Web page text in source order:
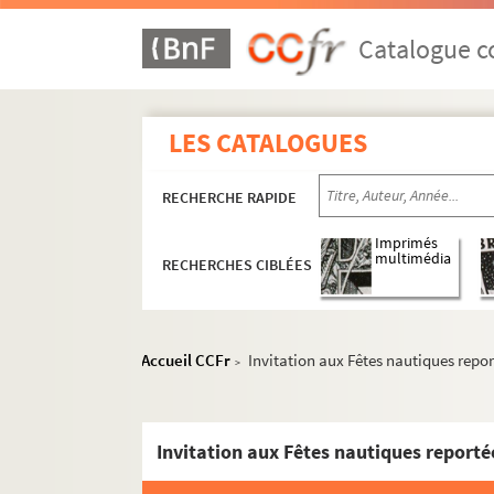
Catalogue
LES CATALOGUES
RECHERCHE RAPIDE
RECHERCHES CIBLÉES
Imprimés
multimédia
Accueil CCFr > Invitation aux Fêtes nautiques
Visite du Shah de Perse
Visite de l'escadre russe
Programme publicitaire des Fêtes
Planche 4
Menu du déjeuner offert le 14
Menu du déjeuner offert le 15
Programme du Festival russe
Programme des Fêtes franco-
Planche 8
Planche 9